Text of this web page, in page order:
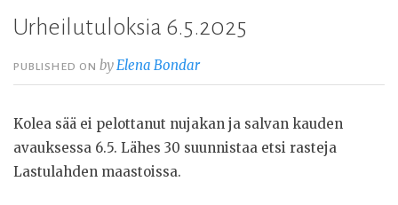
Urheilutuloksia 6.5.2025
PUBLISHED ONbyElena Bondar
Kolea sää ei pelottanut nujakan ja salvan kauden
avauksessa 6.5. Lähes 30 suunnistaa etsi rasteja
Lastulahden maastoissa.